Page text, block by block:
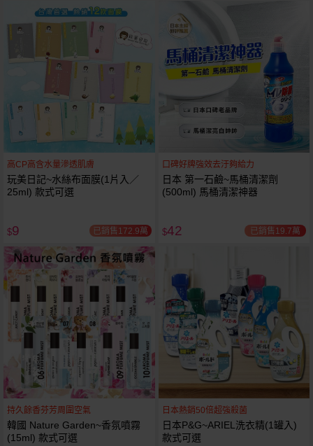
高CP高含水量滲透肌膚
玩美日記~水絲布面膜(1片入／
25ml) 款式可選
$9 已銷售172.9萬
口碑好牌強效去汙夠給力
日本 第一石鹼~馬桶清潔劑
(500ml) 馬桶清潔神器
$42 已銷售19.7萬
持久餘香芬芳周圍空氣
韓國 Nature Garden~香氛噴霧
(15ml) 款式可選
日本熱銷50倍超強殺菌
日本P&G~ARIEL洗衣精(1罐入)
款式可選